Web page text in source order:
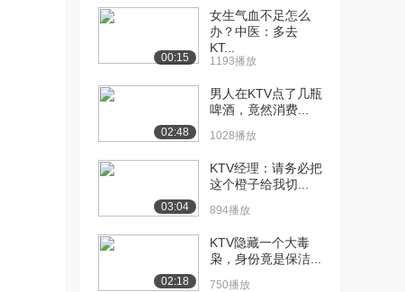
9088播放
[12] 23.读书看报
待播放
[14] 25.25.在舞厅
(Av56029...
01:00
00:15
女生气血不足怎么
办？中医：多去
KT...
1193播放
02:48
男人在KTV点了几瓶
啤酒，竟然消费...
1028播放
03:04
KTV经理：请务必把
这个橙子给我切...
894播放
02:18
KTV隐藏一个大毒
枭，身份竟是保洁...
750播放